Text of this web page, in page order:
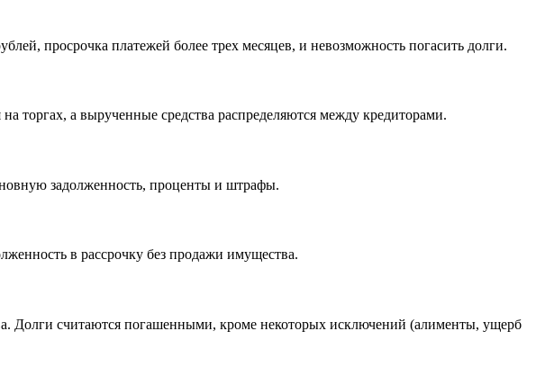
просрочка платежей более трех месяцев, и невозможность погасить долги.
торгах, а вырученные средства распределяются между кредиторами.
задолженность, проценты и штрафы.
в рассрочку без продажи имущества.
Долги считаются погашенными, кроме некоторых исключений (алименты, ущерб